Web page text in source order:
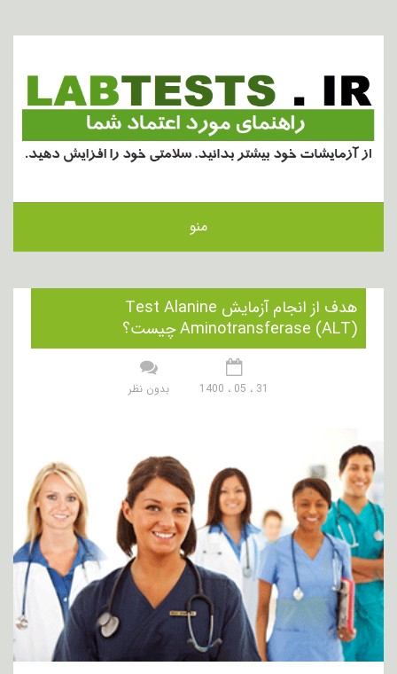
منو
هدف از انجام آزمایش Test Alanine
Aminotransferase (ALT) چیست؟
31 ، 05 ، 1400 بدون نظر